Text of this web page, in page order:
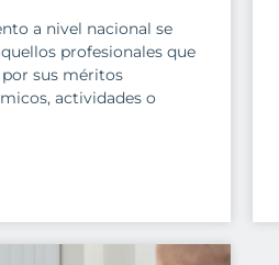
a nivel nacional se
profesionales que
sus méritos
actividades o